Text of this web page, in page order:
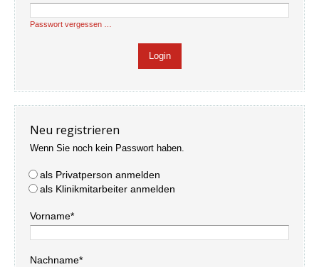
Passwort vergessen …
Neu registrieren
Wenn Sie noch kein Passwort haben.
als Privatperson anmelden
als Klinikmitarbeiter anmelden
Vorname*
Nachname*